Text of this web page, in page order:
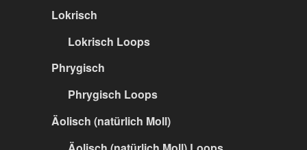
Lokrisch
Lokrisch Loops
Phrygisch
Phrygisch Loops
Äolisch (natürlich Moll)